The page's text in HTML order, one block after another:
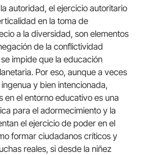
autoridad, el ejercicio autoritario
en la toma de
a la diversidad, son elementos
de la conflictividad
impide que la educación
Por eso, aunque a veces
y bien intencionada,
en el entorno educativo es una
para el adormecimiento y la
el ejercicio de poder en el
formar ciudadanos críticos y
reales, si desde la niñez